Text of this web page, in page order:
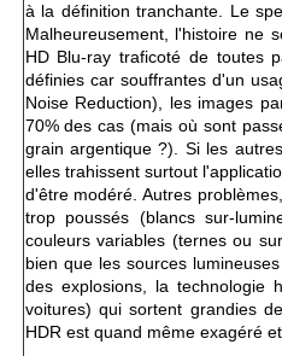
à la définition tranchante. Le
Malheureusement, l'histoire ne
HD Blu-ray traficoté de toutes
définies car souffrantes d'un
Noise Reduction), les images
70% des cas (mais où sont
grain argentique ?). Si les
elles trahissent surtout
d'être modéré. Autres
trop poussés (blancs sur-
couleurs variables (ternes ou
bien que les sources
des explosions, la technologie
voitures) qui sortent grandies
HDR est quand même exagéré